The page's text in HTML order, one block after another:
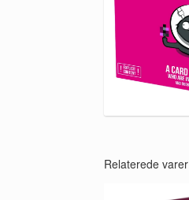
Relaterede varer